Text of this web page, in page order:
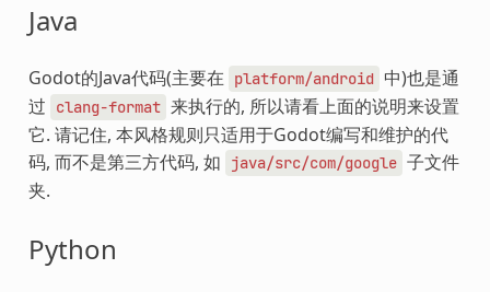
Java
Godot的Java代码(主要在 platform/android 中)也是通
过
clang-format 来执行的, 所以请看上面的说明来设置
它. 请记住, 本风格规则只适用于Godot编写和维护的代
码, 而不是第三方代码, 如
java/src/com/google 子文件
夹.
Python